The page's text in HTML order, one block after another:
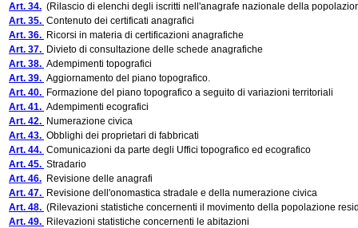
Art. 34. (Rilascio di elenchi degli iscritti nell'anagrafe nazionale della
Art. 35. Contenuto dei certificati anagrafici
Art. 36. Ricorsi in materia di certificazioni anagrafiche
Art. 37. Divieto di consultazione delle schede anagrafiche
Art. 38. Adempimenti topografici
Art. 39. Aggiornamento del piano topografico.
Art. 40. Formazione del piano topografico a seguito di variazioni territoriali
Art. 41. Adempimenti ecografici
Art. 42. Numerazione civica
Art. 43. Obblighi dei proprietari di fabbricati
Art. 44. Comunicazioni da parte degli Uffici topografico ed ecografico
Art. 45. Stradario
Art. 46. Revisione delle anagrafi
Art. 47. Revisione dell'onomastica stradale e della numerazione civica
Art. 48. (Rilevazioni statistiche concernenti il movimento della popolazione
Art. 49. Rilevazioni statistiche concernenti le abitazioni